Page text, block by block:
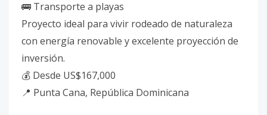
🚌 Transporte a playas
Proyecto ideal para vivir rodeado de naturaleza
con energía renovable y excelente proyección de
inversión.
💰 Desde US$167,000
📍 Punta Cana, República Dominicana